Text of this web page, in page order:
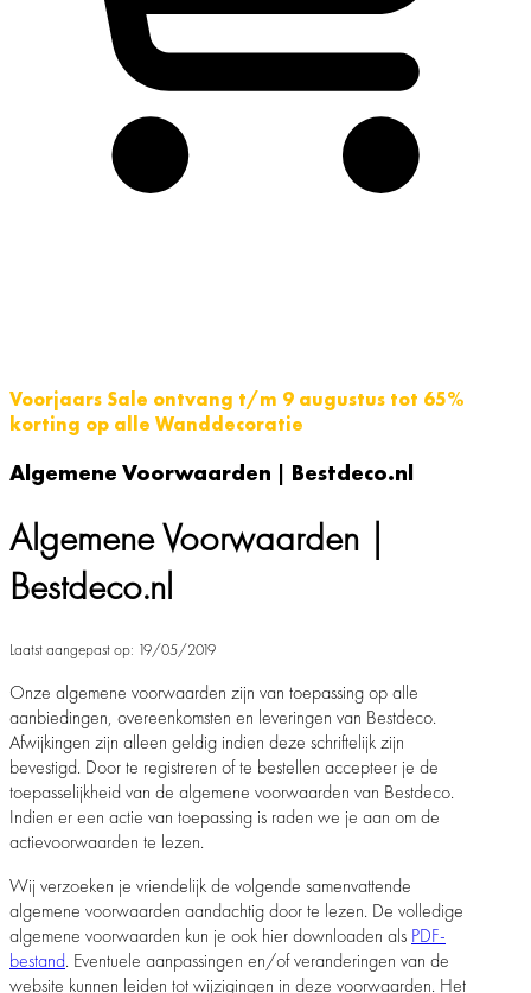
Voorjaars Sale ontvang t/m 9 augustus tot 65%
korting op alle Wanddecoratie
Algemene Voorwaarden | Bestdeco.nl
Algemene Voorwaarden |
Bestdeco.nl
Laatst aangepast op: 19/05/2019
Onze algemene voorwaarden zijn van toepassing op alle
aanbiedingen, overeenkomsten en leveringen van Bestdeco.
Afwijkingen zijn alleen geldig indien deze schriftelijk zijn
bevestigd. Door te registreren of te bestellen accepteer je de
toepasselijkheid van de algemene voorwaarden van Bestdeco.
Indien er een actie van toepassing is raden we je aan om de
actievoorwaarden te lezen.
Wij verzoeken je vriendelijk de volgende samenvattende
algemene voorwaarden aandachtig door te lezen. De volledige
algemene voorwaarden kun je ook hier downloaden als PDF-
bestand. Eventuele aanpassingen en/of veranderingen van de
website kunnen leiden tot wijzigingen in deze voorwaarden. Het